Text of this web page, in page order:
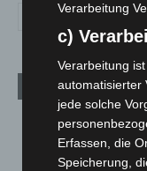
Aktuelle Beiträge
Region Hannover:
Roten Kreuz
5. August 2026
Verarbeitung
c)
Verarbeitung
automatisierter
jede solche
Erfassen, die
Speicherung,